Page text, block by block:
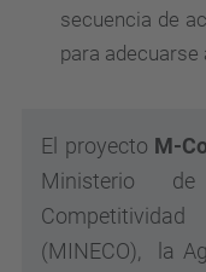
secuencia de
para
El proyecto M-
Ministerio
(MINECO), la